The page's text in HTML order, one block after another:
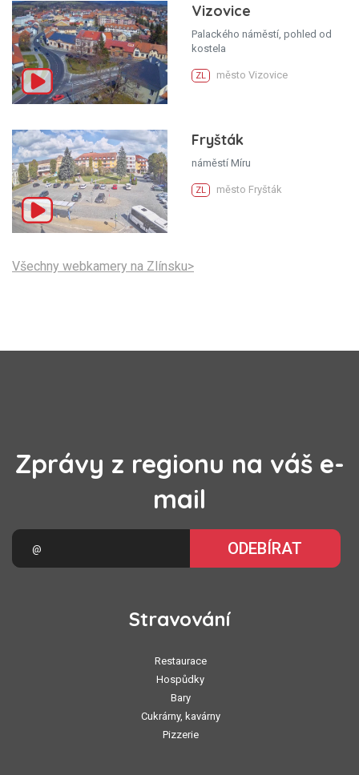
Vizovice
Palackého náměstí, pohled od
kostela
ZL město Vizovice
Fryšták
náměstí Míru
ZL město Fryšták
Všechny webkamery na Zlínsku>
Zprávy z regionu na váš e-
mail
ODEBÍRAT
Stravování
Restaurace
Hospůdky
Bary
Cukrárny, kavárny
Pizzerie